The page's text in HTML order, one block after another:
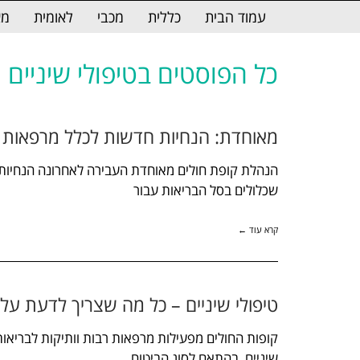
עמוד הבית כללית מכבי לאומית
כל הפוסטים בטיפולי שיניים
מאוחדת: הנחיות חדשות לכלל מרפאות
הנהלת קופת חולים מאוחדת העבירה לאחרונה
שכלולים בסל הבריאות עבור
קרא עוד ←
טיפולי שיניים – כל מה שצריך לדעת
קופות החולים מפעילות מרפאות רבות וותיקות